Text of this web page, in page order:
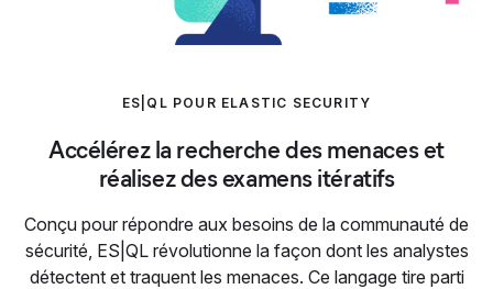
ES|QL POUR ELASTIC SECURITY
Accélérez la recherche des menaces et
réalisez des examens itératifs
Conçu pour répondre aux besoins de la communauté de
sécurité, ES|QL révolutionne la façon dont les analystes
détectent et traquent les menaces. Ce langage tire parti